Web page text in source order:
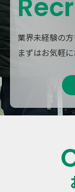
業界未経験の方
まずはお気軽